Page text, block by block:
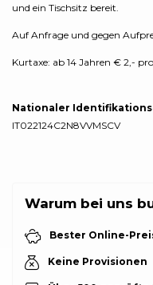
und ein Tischsitz bereit.
Auf Anfrage und gegen
Kurtaxe: ab 14 Jahren € 2,-
Nationaler
IT022124C2N8VVMSCV
Warum bei uns
Bester Online-
Keine Provisionen